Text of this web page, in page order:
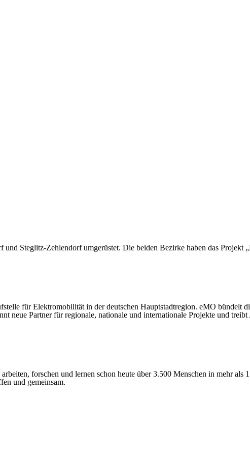
Steglitz-Zehlendorf umgerüstet. Die beiden Bezirke haben das Projekt
für Elektromobilität in der deutschen Hauptstadtregion. eMO bündelt
neue Partner für regionale, nationale und internationale Projekte und
forschen und lernen schon heute über 3.500 Menschen in mehr als
und gemeinsam.